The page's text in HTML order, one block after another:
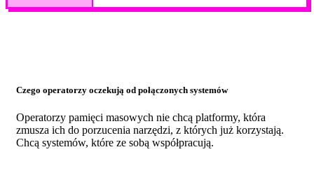
Czego operatorzy oczekują od połączonych systemów
Operatorzy pamięci masowych nie chcą platformy, która
zmusza ich do porzucenia narzędzi, z których już korzystają.
Chcą systemów, które ze sobą współpracują.